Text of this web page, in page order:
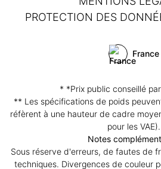
PROTECTION DES
France
* *Prix public conseillé
** Les spécifications de poids
réfèrent à une hauteur de cadre
pour les VAE).
Notes
Sous réserve d'erreurs, de fautes de
techniques. Divergences de couleur